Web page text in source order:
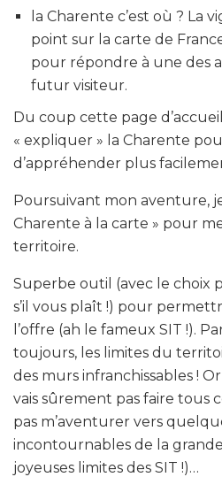
la Charente c’est où ? La
point sur la carte de
pour répondre à une des
futur visiteur.
Du coup cette page
« expliquer » la Charente
d’appréhender plus
Poursuivant mon aventure,
Charente à la carte » pour
territoire.
Superbe outil (avec le choix
s’il vous plaît !) pour
l’offre (ah le fameux SIT !).
toujours, les limites du
des murs infranchissables !
vais sûrement pas faire tous
pas m’aventurer vers
incontournables de la
joyeuses limites des SIT !)…